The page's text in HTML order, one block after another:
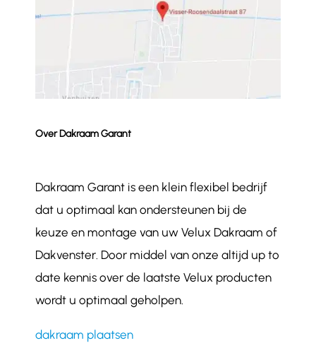
Over Dakraam Garant
Dakraam Garant is een klein flexibel bedrijf
dat u optimaal kan ondersteunen bij de
keuze en montage van uw Velux Dakraam of
Dakvenster. Door middel van onze altijd up to
date kennis over de laatste Velux producten
wordt u optimaal geholpen.
dakraam plaatsen